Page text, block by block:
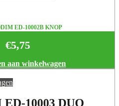
ED-10002B KNOP
€5,75
aan winkelwagen
10003 DUO